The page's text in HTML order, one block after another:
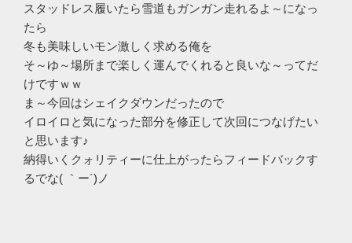
スタッドレス履いたら雪道もガンガン走れるよ～になっ
たら
冬も美味しいモン激しく求める俺を
そ～ゆ～場所まで楽しく運んでくれると良いな～ってだ
けですｗｗ
ま～今回はシェイクダウンだったので
イロイロと気になった部分を修正して次回につなげたい
と思います♪
納得いくクォリティーに仕上がったらフィードバックす
るでな( ｀ー´)ノ